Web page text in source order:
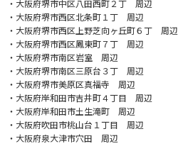
・大阪府堺市中区八田西町２丁 周辺
・大阪府堺市西区北条町１丁 周辺
・大阪府堺市西区上野芝向ヶ丘町６丁 周辺
・大阪府堺市西区鳳東町７丁 周辺
・大阪府堺市南区岩室 周辺
・大阪府堺市南区三原台３丁 周辺
・大阪府堺市美原区真福寺 周辺
・大阪府岸和田市吉井町４丁目 周辺
・大阪府岸和田市土生滝町 周辺
・大阪府吹田市桃山台１丁目 周辺
・大阪府泉大津市穴田 周辺